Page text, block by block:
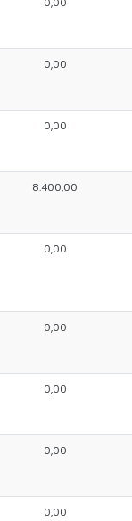
0,00
0,00
8.400,00
0,00
0,00
0,00
0,00
0,00